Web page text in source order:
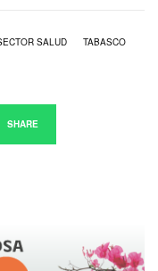
SALUD TABASCO
SHARE